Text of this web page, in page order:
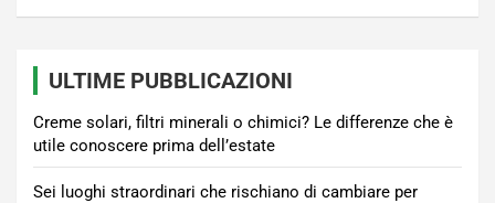
ULTIME PUBBLICAZIONI
Creme solari, filtri minerali o chimici? Le differenze che è
utile conoscere prima dell’estate
Sei luoghi straordinari che rischiano di cambiare per